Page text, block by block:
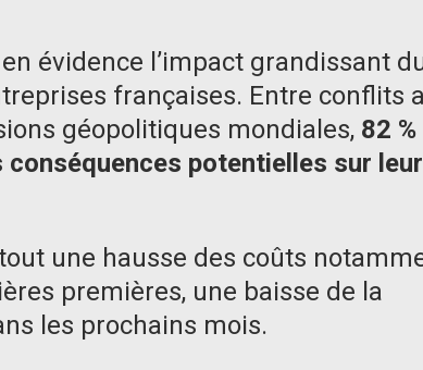
évidence l’impact grandissant
françaises. Entre conflits
géopolitiques mondiales,82 %
potentielles sur leur
une hausse des coûts
premières, une baisse de la
les prochains mois.